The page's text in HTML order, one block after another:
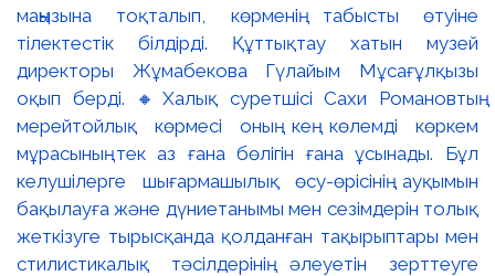
маңызына тоқталып, көрменің табысты өтуіне
тілектестік білдірді. Құттықтау хатын музей
директоры Жұмабекова Гүлайым Мұсағұлқызы
оқып берді. 🔸Халық суретшісі Сахи Романовтың
мерейтойлық көрмесі оның кең көлемді көркем
мұрасының тек аз ғана бөлігін ғана ұсынады. Бұл
келушілерге шығармашылық өсу-өрісінің ауқымын
бақылауға және дүниетанымы мен сезімдерін толық
жеткізуге тырысқанда қолданған тақырыптары мен
стилистикалық тәсілдерінің әлеуетін зерттеуге